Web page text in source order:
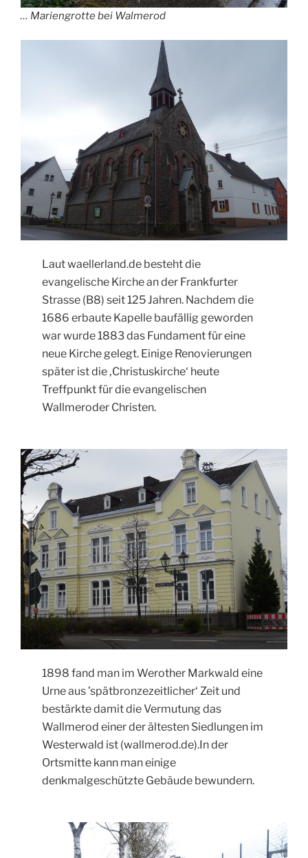
… Mariengrotte bei Walmerod
Laut waellerland.de besteht die
evangelische Kirche an der Frankfurter
Strasse (B8) seit 125 Jahren. Nachdem die
1686 erbaute Kapelle baufällig geworden
war wurde 1883 das Fundament für eine
neue Kirche gelegt. Einige Renovierungen
später ist die ‚Christuskirche‘ heute
Treffpunkt für die evangelischen
Wallmeroder Christen.
1898 fand man im Werother Markwald eine
Urne aus ’spätbronzezeitlicher‘ Zeit und
bestärkte damit die Vermutung das
Wallmerod einer der ältesten Siedlungen im
Westerwald ist (wallmerod.de).In der
Ortsmitte kann man einige
denkmalgeschützte Gebäude bewundern.